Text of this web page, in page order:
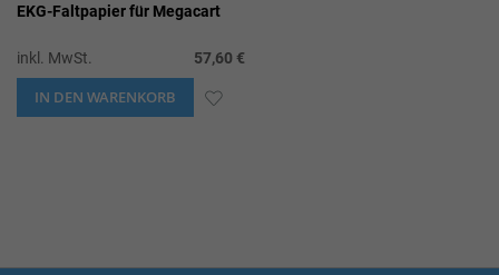
EKG-Faltpapier für Megacart
inkl. MwSt. 57,60 €
IN DEN WARENKORB ZUR